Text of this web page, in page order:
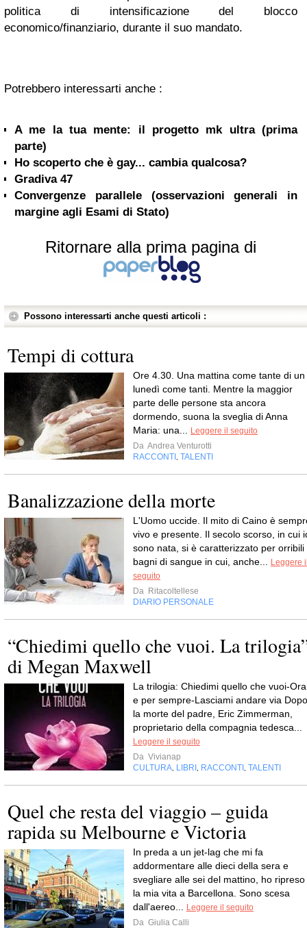
politica di intensificazione del blocco
economico/finanziario, durante il suo mandato.
Potrebbero interessarti anche :
A me la tua mente: il progetto mk ultra (prima
parte)
Ho scoperto che è gay... cambia qualcosa?
Gradiva 47
Convergenze parallele (osservazioni generali in
margine agli Esami di Stato)
Ritornare alla prima pagina di
Possono interessarti anche questi articoli :
Tempi di cottura
Ore 4.30. Una mattina come tante di un
lunedì come tanti. Mentre la maggior
parte delle persone sta ancora
dormendo, suona la sveglia di Anna
Maria: una...
Leggere il seguito
Da Andrea Venturotti
RACCONTI
TALENTI
Banalizzazione della morte
L'Uomo uccide. Il mito di Caino è
vivo e presente. Il secolo scorso, in cui
sono nata, si è caratterizzato per orribili
bagni di sangue in cui, anche...
Leggere
seguito
Da Ritacoltellese
DIARIO PERSONALE
“Chiedimi quello che vuoi. La
di Megan Maxwell
La trilogia: Chiedimi quello che vuoi-Ora
e per sempre-Lasciami andare via Dopo
la morte del padre, Eric Zimmerman,
proprietario della compagnia tedesca...
Leggere il seguito
Da Vivianap
CULTURA LIBRI RACCONTI TALENTI
Quel che resta del viaggio – guida
rapida su Melbourne e Victoria
In preda a un jet-lag che mi fa
addormentare alle dieci della sera e
svegliare alle sei del mattino, ho ripreso
la mia vita a Barcellona. Sono scesa
dall'aereo...
Leggere il seguito
Da Giulia Calli